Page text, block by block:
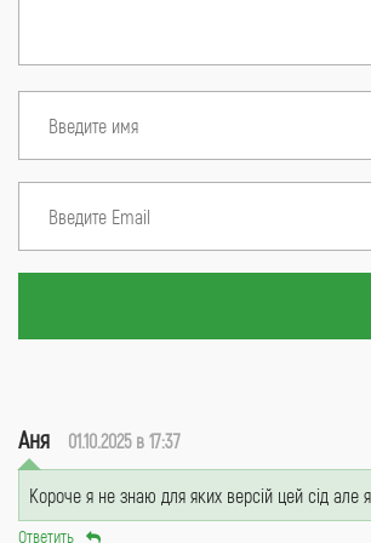
Аня 01.10.2025 в 17:37
Короче я не знаю для яких версій цей сід але
Ответить